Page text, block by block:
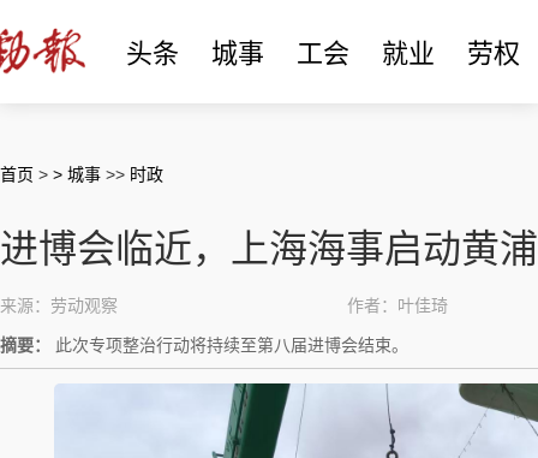
头条 城事 工会 就业 劳权
首页 > > 城事 >> 时政
进博会临近，上海海事启动黄
来源：劳动观察 作者：叶佳琦
摘要： 此次专项整治行动将持续至第八届进博会结束。